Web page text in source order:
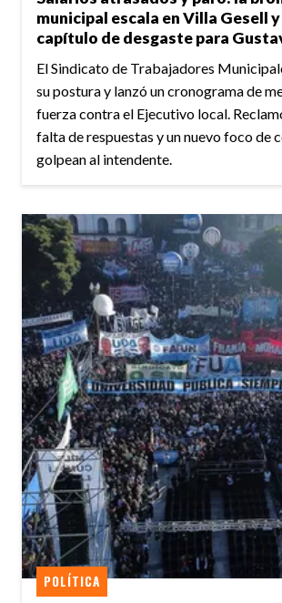
municipal escala en Villa Gesell
capítulo de desgaste para
El Sindicato de Trabajadores
su postura y lanzó un cronograma de
fuerza contra el Ejecutivo local.
falta de respuestas y un nuevo foco de
golpean al intendente.
POLÍTICA